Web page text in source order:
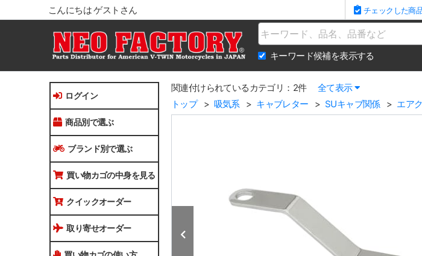
こんにちは ゲストさん チェックした商
Name
キーワード候補を表示する
ログイン
商品別で選ぶ
ブランド別で選ぶ
買い物カゴの中身を見る
クイックオーダー
取り寄せオーダー
関連付けられているカテゴリ：2件
全て表示
トップ
吸気系 キャブレター SUキャブ関係 エア